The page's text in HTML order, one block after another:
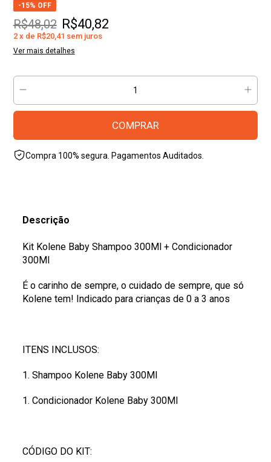
-15% OFF
R$48,02 R$40,82
2 x de R$20,41 sem juros
Ver mais detalhes
Compra 100% segura. Pagamentos Auditados.
Descrição
Kit Kolene Baby Shampoo 300Ml + Condicionador
300Ml
É o carinho de sempre, o cuidado de sempre, que só
Kolene tem! Indicado para crianças de 0 a 3 anos
ITENS INCLUSOS:
1. Shampoo Kolene Baby 300Ml
1. Condicionador Kolene Baby 300Ml
CÓDIGO DO KIT: